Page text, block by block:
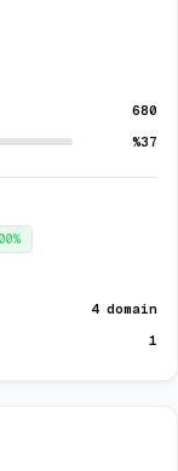
680
%37
%
4 domain
1